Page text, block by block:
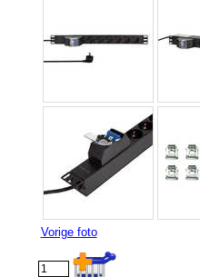
Vorige foto